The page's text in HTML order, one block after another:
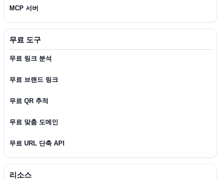
MCP 서버
무료 도구
무료 링크 분석
무료 브랜드 링크
무료 QR 추적
무료 맞춤 도메인
무료 URL 단축 API
리소스